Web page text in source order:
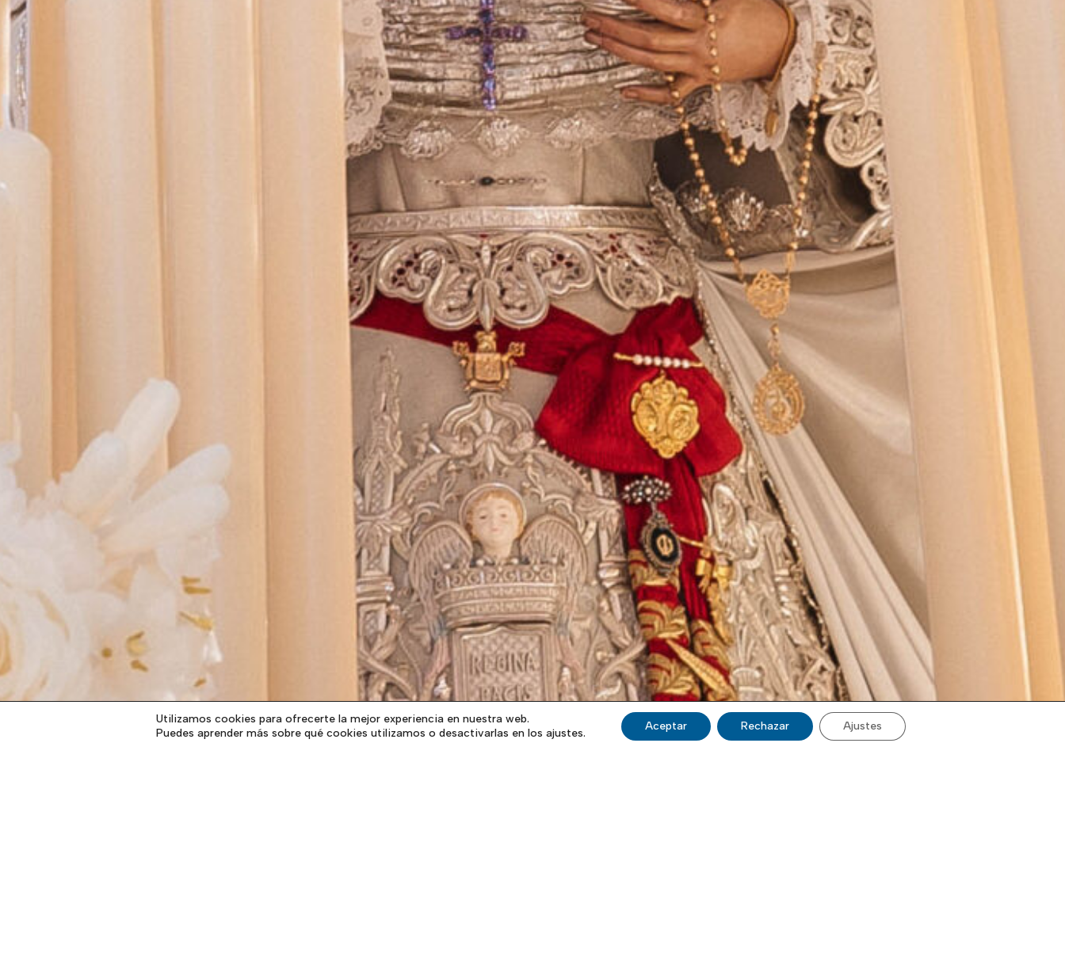
Utilizamos cookies para ofrecerte la mejor experiencia en nuestra web.
Puedes aprender más sobre qué cookies utilizamos o desactivarlas en los ajustes.
Aceptar Rechazar Ajustes